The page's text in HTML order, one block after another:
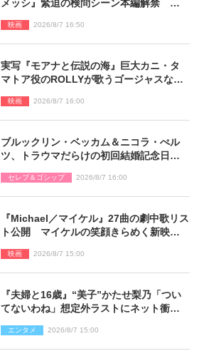
メッシ』緊迫の検問シーン本編解禁 監
映画 2026/8/7 16:50
実写『モアナと伝説の海』巨大カニ・タ
マトア役のROLLYが歌うゴージャスな劇
映画 2026/8/7 16:00
ブルックリン・ベッカム＆ニコラ・ぺル
ツ、トラウマだらけの初回結婚記念日は
セレブ＆ゴシップ 2026/8/7 16:00
『Michael／マイケル』27曲の劇中歌リス
ト公開 マイケルの笑顔きらめく新映像
映画 2026/8/7 15:00
『夫婦と16歳』“美子”かたせ梨乃「つい
てないわね」想定外ラストにネット衝撃
り）
エンタメ 2026/8/7 15:00